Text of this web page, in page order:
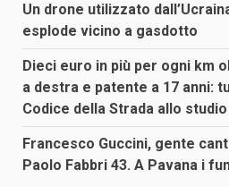
Un drone utilizzato
esplode vicino a gasdotto
Dieci euro in più per ogni km
a destra e patente a 17 anni:
Codice della Strada allo studio
Francesco Guccini, gente
Paolo Fabbri 43. A Pavana i